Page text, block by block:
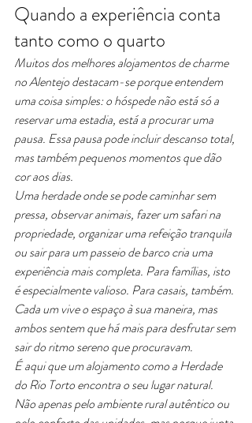
Quando a experiência conta
tanto como o quarto
Muitos dos melhores alojamentos de charme
no Alentejo destacam-se porque entendem
uma coisa simples: o hóspede não está só a
reservar uma estadia, está a procurar uma
pausa. Essa pausa pode incluir descanso total,
mas também pequenos momentos que dão
cor aos dias.
Uma herdade onde se pode caminhar sem
pressa, observar animais, fazer um safari na
propriedade, organizar uma refeição tranquila
ou sair para um passeio de barco cria uma
experiência mais completa. Para famílias, isto
é especialmente valioso. Para casais, também.
Cada um vive o espaço à sua maneira, mas
ambos sentem que há mais para desfrutar sem
sair do ritmo sereno que procuravam.
É aqui que um alojamento como a Herdade
do Rio Torto encontra o seu lugar natural.
Não apenas pelo ambiente rural autêntico ou